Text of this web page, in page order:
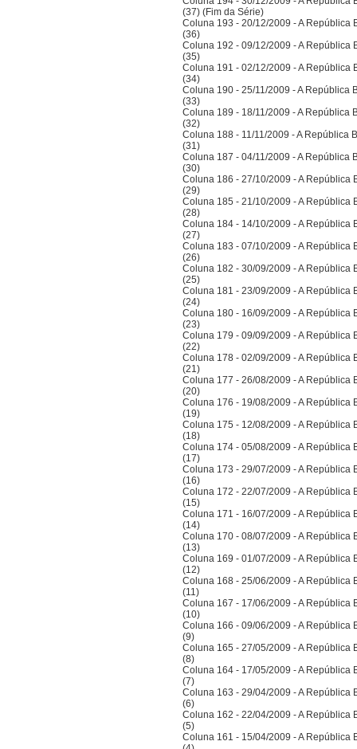
(37) (Fim da Série)
Coluna 193 - 20/12/2009 - A República
(36)
Coluna 192 - 09/12/2009 - A República
(35)
Coluna 191 - 02/12/2009 - A República
(34)
Coluna 190 - 25/11/2009 - A República
(33)
Coluna 189 - 18/11/2009 - A República
(32)
Coluna 188 - 11/11/2009 - A República
(31)
Coluna 187 - 04/11/2009 - A República
(30)
Coluna 186 - 27/10/2009 - A República
(29)
Coluna 185 - 21/10/2009 - A República
(28)
Coluna 184 - 14/10/2009 - A República
(27)
Coluna 183 - 07/10/2009 - A República
(26)
Coluna 182 - 30/09/2009 - A República
(25)
Coluna 181 - 23/09/2009 - A República
(24)
Coluna 180 - 16/09/2009 - A República
(23)
Coluna 179 - 09/09/2009 - A República
(22)
Coluna 178 - 02/09/2009 - A República
(21)
Coluna 177 - 26/08/2009 - A República
(20)
Coluna 176 - 19/08/2009 - A República
(19)
Coluna 175 - 12/08/2009 - A República
(18)
Coluna 174 - 05/08/2009 - A República
(17)
Coluna 173 - 29/07/2009 - A República
(16)
Coluna 172 - 22/07/2009 - A República
(15)
Coluna 171 - 16/07/2009 - A República
(14)
Coluna 170 - 08/07/2009 - A República
(13)
Coluna 169 - 01/07/2009 - A República
(12)
Coluna 168 - 25/06/2009 - A República
(11)
Coluna 167 - 17/06/2009 - A República
(10)
Coluna 166 - 09/06/2009 - A República
(9)
Coluna 165 - 27/05/2009 - A República
(8)
Coluna 164 - 17/05/2009 - A República
(7)
Coluna 163 - 29/04/2009 - A República
(6)
Coluna 162 - 22/04/2009 - A República
(5)
Coluna 161 - 15/04/2009 - A República